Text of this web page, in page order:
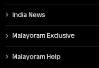
India News
Malayoram Exclusive
Malayoram Help